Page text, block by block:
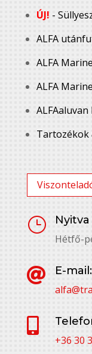
ÚJ! -
ALFA
ALFA
ALFA
ALFAaluvan
Tartozékok
}
Hétfő-

E-mail:

+36 30